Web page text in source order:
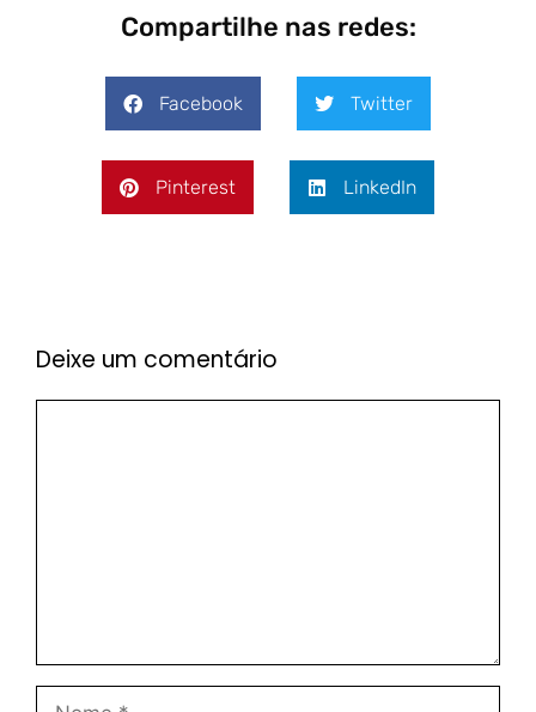
Compartilhe nas redes:
Facebook Twitter
Pinterest LinkedIn
Deixe um comentário